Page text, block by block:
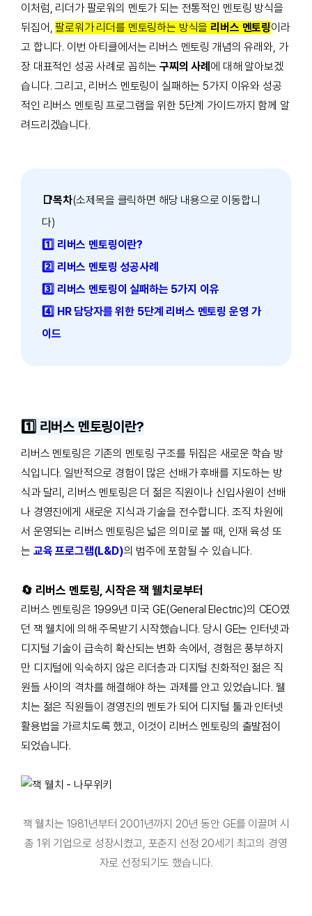
이처럼, 리더가 팔로워의 멘토가 되는 전통적인 멘토링 방식을
뒤집어,팔로워가 리더를 멘토링하는 방식을 리버스 멘토링이라
고 합니다. 이번 아티클에서는 리버스 멘토링 개념의 유래와, 가
장 대표적인 성공 사례로 꼽히는구찌의 사례 에 대해 알아보겠
습니다. 그리고, 리버스 멘토링이 실패하는 5가지 이유와 성공
적인 리버스 멘토링 프로그램을 위한 5단계 가이드까지 함께 알
려드리겠습니다.
📑목차(소제목을 클릭하면 해당 내용으로 이동합니
다)
1️⃣ 리버스 멘토링이란?
2️⃣ 리버스 멘토링 성공사례
3️⃣ 리버스 멘토링이 실패하는 5가지 이유
4️⃣ HR 담당자를 위한 5단계 리버스 멘토링 운영 가
이드
1️⃣ 리버스 멘토링이란?
리버스 멘토링은 기존의 멘토링 구조를 뒤집은 새로운 학습 방
식입니다. 일반적으로 경험이 많은 선배가 후배를 지도하는 방
식과 달리, 리버스 멘토링은 더 젊은 직원이나 신입사원이 선배
나 경영진에게 새로운 지식과 기술을 전수합니다. 조직 차원에
서 운영되는 리버스 멘토링은 넓은 의미로 볼 때, 인재 육성 또
는 교육 프로그램(L&D)의 범주에 포함될 수 있습니다.
🔄️ 리버스 멘토링, 시작은 잭 웰치로부터
리버스 멘토링은 1999년 미국 GE(General Electric)의 CEO였
던 잭 웰치에 의해 주목받기 시작했습니다. 당시 GE는 인터넷과
디지털 기술이 급속히 확산되는 변화 속에서, 경험은 풍부하지
만 디지털에 익숙하지 않은 리더층과 디지털 친화적인 젊은 직
원들 사이의 격차를 해결해야 하는 과제를 안고 있었습니다. 웰
치는 젊은 직원들이 경영진의 멘토가 되어 디지털 툴과 인터넷
활용법을 가르치도록 했고, 이것이 리버스 멘토링의 출발점이
되었습니다.
잭 웰치는 1981년부터 2001년까지 20년 동안 GE를 이끌며 시
총 1위 기업으로 성장시켰고, 포춘지 선정 20세기 최고의 경영
자로 선정되기도 했습니다.